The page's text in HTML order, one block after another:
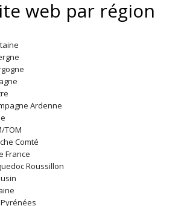
web par région
Ardenne
TOM
Comté
France
Roussillon